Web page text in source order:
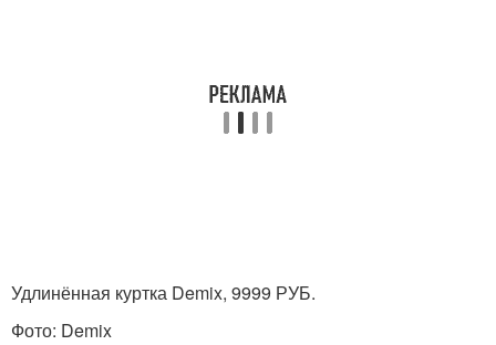
Удлинённая куртка Demix, 9999 РУБ.
Фото: Demix